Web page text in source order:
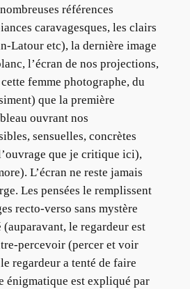
références
caravagesques, les clairs
Latour etc), la dernière image
l’écran de nos projections,
femme photographe, du
que la première
ouvrant nos
sensuelles, concrètes
que je critique ici),
L’écran ne reste jamais
Les pensées le remplissent
recto-verso sans mystère
le regardeur est
percevoir (percer et voir
regardeur a tenté de faire
énigmatique est expliqué par